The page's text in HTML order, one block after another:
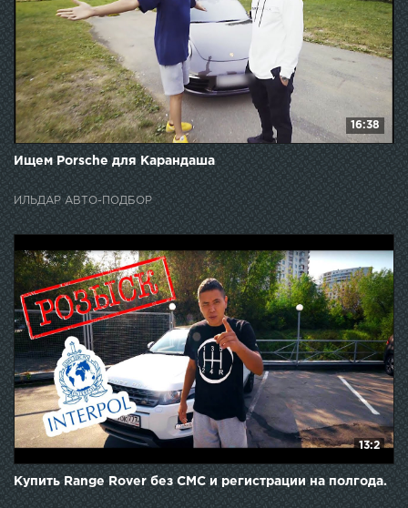
16:38
Ищем Porsche для Карандаша
ИЛЬДАР АВТО-ПОДБОР
13:2
Купить Range Rover без СМС и регистрации на полгода.